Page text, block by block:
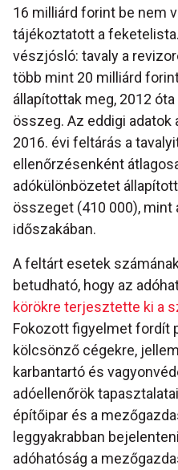
16 milliárd forint be nem
tájékoztatott a
vészjósló: tavaly a
több mint 20 milliárd
állapítottak meg, 2012
összeg. Az eddigi adatok
2016. évi feltárás a
ellenőrzésenként
adókülönbözetet
összeget (410 000), mint
időszakában.
A feltárt esetek
betudható, hogy az
körökre terjesztette ki a
Fokozott figyelmet fordít
kölcsönző cégekre,
karbantartó és
adóellenőrök
építőipar és a
leggyakrabban
adóhatóság a